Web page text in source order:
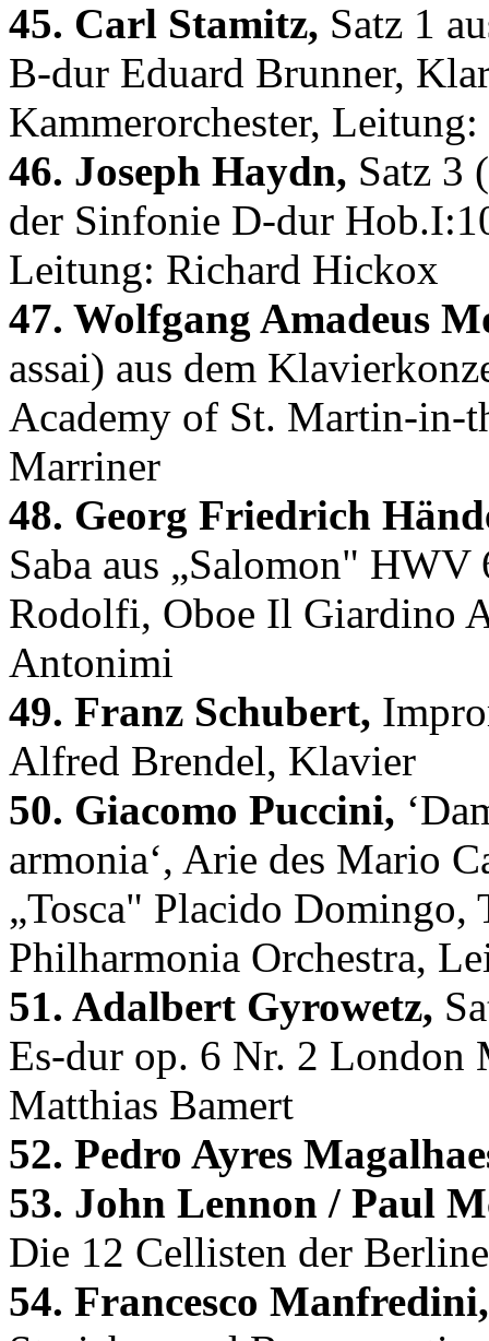
45. Carl Stamitz, Satz 1
B-dur Eduard Brunner,
Kammerorchester,
46. Joseph Haydn, Satz 3
der Sinfonie D-dur
Leitung: Richard Hickox
47. Wolfgang Amadeus
assai) aus dem
Academy of St. Martin-in-
Marriner
48. Georg Friedrich
Saba aus „Salomon"
Rodolfi, Oboe Il Giardino
Antonimi
49. Franz Schubert,
Alfred Brendel, Klavier
50. Giacomo Puccini,
armonia‘, Arie des Mario
„Tosca" Placido Domingo,
Philharmonia Orchestra,
51. Adalbert Gyrowetz,
Es-dur op. 6 Nr. 2 London
Matthias Bamert
52. Pedro Ayres
53. John Lennon / Paul
Die 12 Cellisten der
54. Francesco Manfredini,